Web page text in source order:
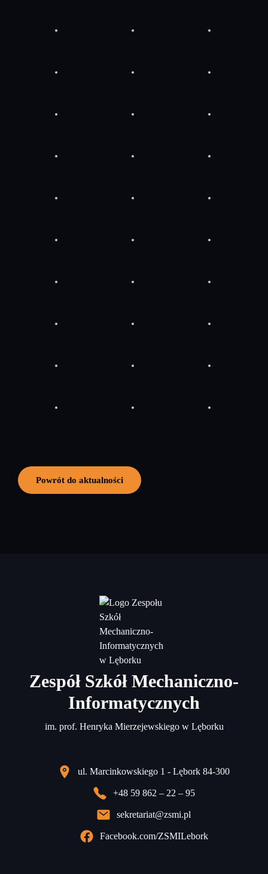
Powrót do aktualności
Zespół Szkół Mechaniczno-
Informatycznych
im. prof. Henryka Mierzejewskiego w Lęborku
ul. Marcinkowskiego 1 - Lębork 84-300
+48 59 862 – 22 – 95
sekretariat@zsmi.pl
Facebook.com/ZSMILebork